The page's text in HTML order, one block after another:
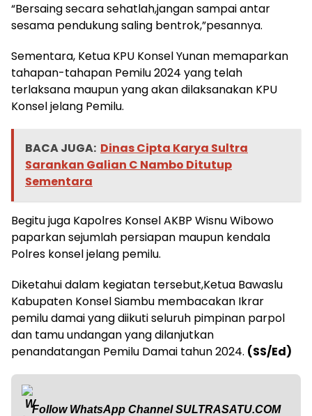
“Bersaing secara sehatlah,jangan sampai antar
sesama pendukung saling bentrok,”pesannya.
Sementara, Ketua KPU Konsel Yunan memaparkan
tahapan-tahapan Pemilu 2024 yang telah
terlaksana maupun yang akan dilaksanakan KPU
Konsel jelang Pemilu.
BACA JUGA: Dinas Cipta Karya Sultra
Sarankan Galian C Nambo Ditutup
Sementara
Begitu juga Kapolres Konsel AKBP Wisnu Wibowo
paparkan sejumlah persiapan maupun kendala
Polres konsel jelang pemilu.
Diketahui dalam kegiatan tersebut,Ketua Bawaslu
Kabupaten Konsel Siambu membacakan Ikrar
pemilu damai yang diikuti seluruh pimpinan parpol
dan tamu undangan yang dilanjutkan
penandatangan Pemilu Damai tahun 2024. (SS/Ed)
Follow WhatsApp ChannelSULTRASATU.COM